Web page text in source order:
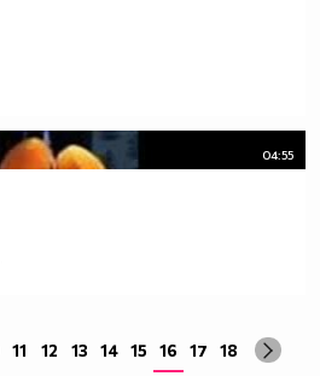
04:55
11 12 13 14 15 16 17 18